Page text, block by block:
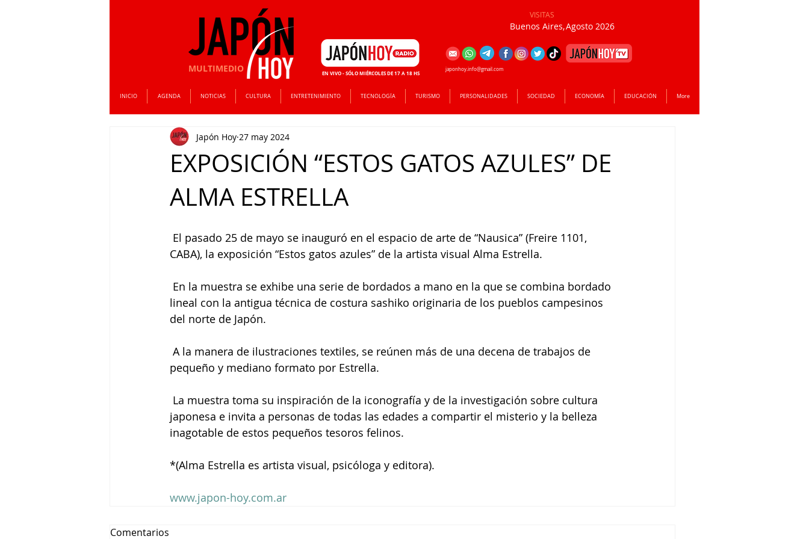
MULTIMEDIO
VISITAS
Buenos Aires,Agosto 2026
INICIO AGENDA NOTICIAS CULTURA ENTRETENIMIENTO TECNOLOGÍA TURISMO PERSONALIDADES SOCIEDAD ECONOMÍA EDUCACIÓN More
EN VIVO - SÓLO MIÉRCOLES DE 17 A 18 HS
japonhoy.info@gmail.com
EXPOSICIÓN “ESTOS GATOS AZULES” DE
ALMA ESTRELLA
Japón Hoy 27 may 2024
El pasado 25 de mayo se inauguró en el espacio de arte de “Nausica” (Freire 1101,
CABA), la exposición “Estos gatos azules” de la artista visual Alma Estrella.
En la muestra se exhibe una serie de bordados a mano en la que se combina bordado
lineal con la antigua técnica de costura sashiko originaria de los pueblos campesinos
del norte de Japón.
A la manera de ilustraciones textiles, se reúnen más de una decena de trabajos de
pequeño y mediano formato por Estrella.
La muestra toma su inspiración de la iconografía y de la investigación sobre cultura
japonesa e invita a personas de todas las edades a compartir el misterio y la belleza
inagotable de estos pequeños tesoros felinos.
*(Alma Estrella es artista visual, psicóloga y editora).
www.japon-hoy.com.ar
Comentarios